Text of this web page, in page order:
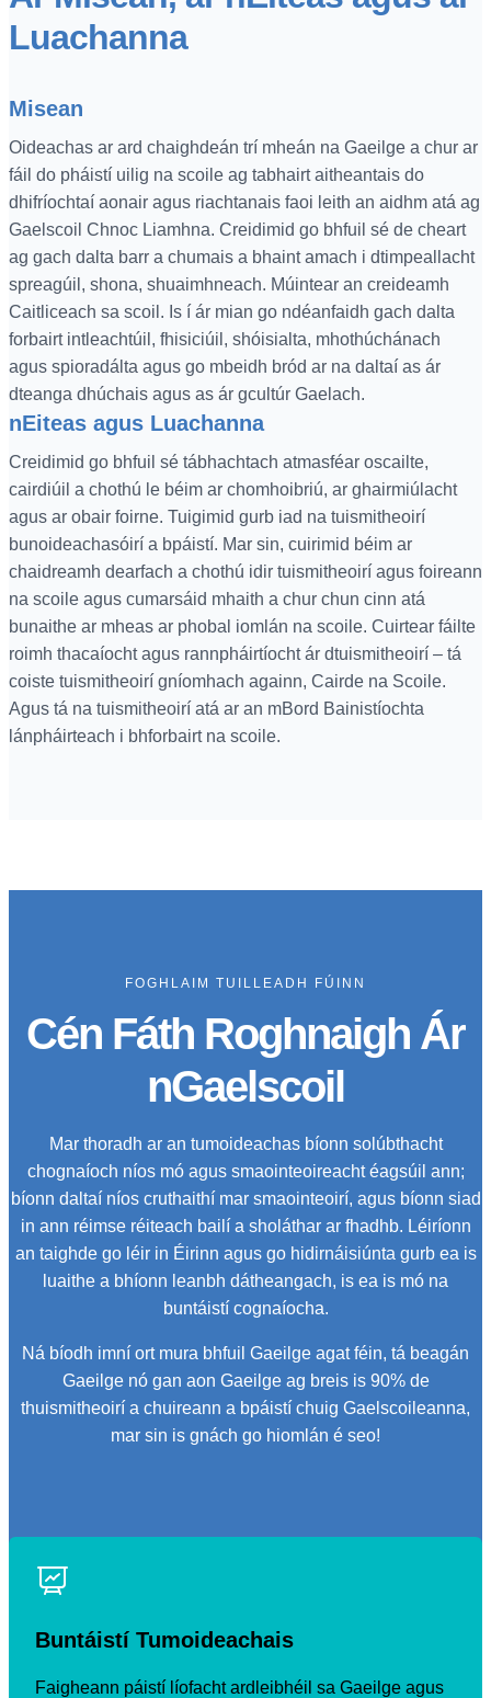
Luachanna
Misean
Oideachas ar ard chaighdeán trí mheán na Gaeilge a chur ar
fáil do pháistí uilig na scoile ag tabhairt aitheantais do
dhifríochtaí aonair agus riachtanais faoi leith an aidhm atá ag
Gaelscoil Chnoc Liamhna. Creidimid go bhfuil sé de cheart
ag gach dalta barr a chumais a bhaint amach i dtimpeallacht
spreagúil, shona, shuaimhneach. Múintear an creideamh
Caitliceach sa scoil. Is í ár mian go ndéanfaidh gach dalta
forbairt intleachtúil, fhisiciúil, shóisialta, mhothúchánach
agus spioradálta agus go mbeidh bród ar na daltaí as ár
dteanga dhúchais agus as ár gcultúr Gaelach.
nEiteas agus Luachanna
Creidimid go bhfuil sé tábhachtach atmasféar oscailte,
cairdiúil a chothú le béim ar chomhoibriú, ar ghairmiúlacht
agus ar obair foirne. Tuigimid gurb iad na tuismitheoirí
bunoideachasóirí a bpáistí. Mar sin, cuirimid béim ar
chaidreamh dearfach a chothú idir tuismitheoirí agus foireann
na scoile agus cumarsáid mhaith a chur chun cinn atá
bunaithe ar mheas ar phobal iomlán na scoile. Cuirtear fáilte
roimh thacaíocht agus rannpháirtíocht ár dtuismitheoirí – tá
coiste tuismitheoirí gníomhach againn, Cairde na Scoile.
Agus tá na tuismitheoirí atá ar an mBord Bainistíochta
lánpháirteach i bhforbairt na scoile.
FOGHLAIM TUILLEADH FÚINN
Cén Fáth Roghnaigh Ár
nGaelscoil
Mar thoradh ar an tumoideachas bíonn solúbthacht
chognaíoch níos mó agus smaointeoireacht éagsúil ann;
bíonn daltaí níos cruthaithí mar smaointeoirí, agus bíonn siad
in ann réimse réiteach bailí a sholáthar ar fhadhb. Léiríonn
an taighde go léir in Éirinn agus go hidirnáisiúnta gurb ea is
luaithe a bhíonn leanbh dátheangach, is ea is mó na
buntáistí cognaíocha.
Ná bíodh imní ort mura bhfuil Gaeilge agat féin, tá beagán
Gaeilge nó gan aon Gaeilge ag breis is 90% de
thuismitheoirí a chuireann a bpáistí chuig Gaelscoileanna,
mar sin is gnách go hiomlán é seo!
Buntáistí Tumoideachais
Faigheann páistí líofacht ardleibhéil sa Gaeilge agus